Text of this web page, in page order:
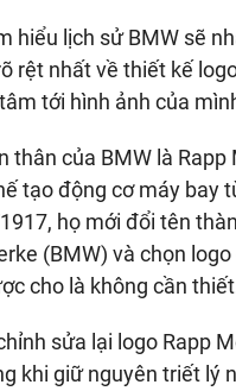
hiểu lịch sử BMW sẽ
rệt nhất về thiết kế
tới hình ảnh của
thân của BMW là
tạo động cơ máy bay
họ mới đổi tên
(BMW) và chọn
cho là không cần
sửa lại logo Rapp
khi giữ nguyên triết lý